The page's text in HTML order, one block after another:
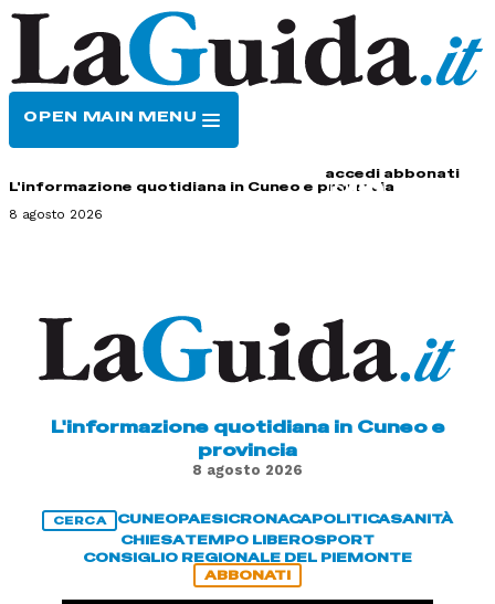
OPEN MAIN MENU
accedi abbonati
L'informazione quotidiana in Cuneo e provincia
8 agosto 2026
L'informazione quotidiana in Cuneo e
provincia
8 agosto 2026
CERCA CUNEOPAESICRONACAPOLITICASANITÀ
CHIESATEMPO LIBEROSPORT
CONSIGLIO REGIONALE DEL PIEMONTE
ABBONATI